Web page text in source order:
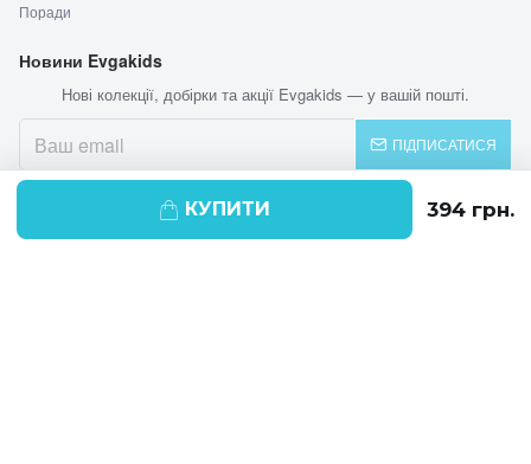
КУПИТИ
Поради
Новини Evgakids
Нові колекції, добірки та акції Evgakids — у вашій пошті.
ПІДПИСАТИСЯ